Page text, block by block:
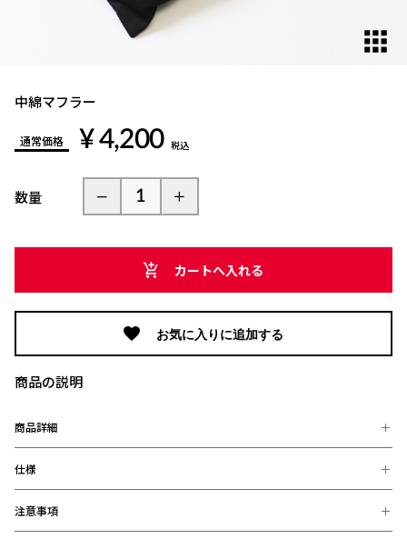
中綿マフラー
通常価格 ¥ 4,200 税込
数量
カートへ入れる
お気に入りに追加する
商品の説明
商品詳細
黒の同色でプリントを施した、タウンユースしやすいデザインで、試合
観戦時、通勤・通学の防寒グッズとしていかがでしょうか。
仕様
【素材】
ポリエステル
注意事項